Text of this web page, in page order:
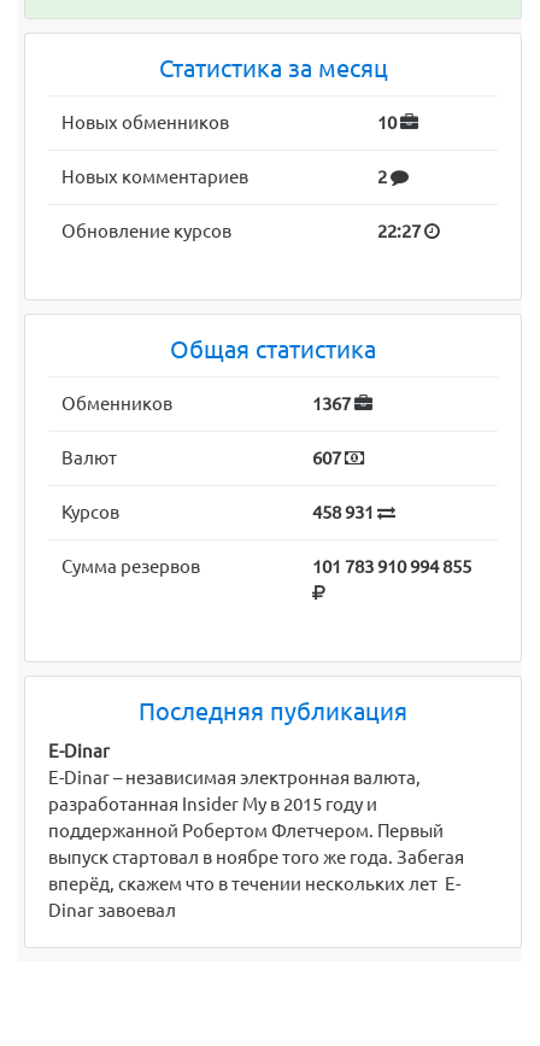
Статистика за месяц
Новых обменников 10
Новых комментариев 2
Обновление курсов 22:27
Общая статистика
Обменников 1367
Валют 607
Курсов 458 931
Сумма резервов 101 783 910 994 855
Последняя публикация
E-Dinar
E-Dinar – независимая электронная валюта,
разработанная Insider My в 2015 году и
поддержанной Робертом Флетчером. Первый
выпуск стартовал в ноябре того же года. Забегая
вперёд, скажем что в течении нескольких лет E-
Dinar завоевал